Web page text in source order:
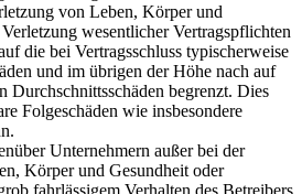
von Leben, Körper und
wesentlicher Vertragspflichten
die bei Vertragsschluss typischerweise
und im übrigen der Höhe nach auf
Durchschnittsschäden begrenzt. Dies
Folgeschäden wie insbesondere
Unternehmern außer bei der
Körper und Gesundheit oder